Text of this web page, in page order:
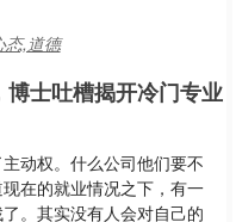
态,道德
士吐槽揭开冷门专业
动权。什么公司他们要不
在的就业情况之下，有一
。其实没有人会对自己的